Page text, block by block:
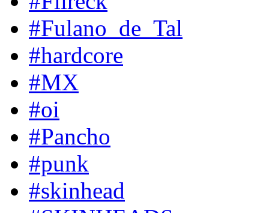
#Fulano_de_Tal
#hardcore
#MX
#oi
#Pancho
#punk
#skinhead